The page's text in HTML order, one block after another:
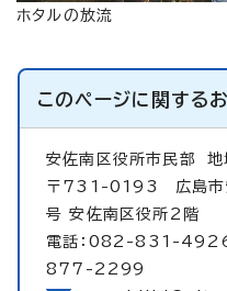
ホタルの放流
このページに関する
安佐南区役所市民部 地
〒731-0193 広島市
号 安佐南区役所2階
電話：082-831-4926
877-2299